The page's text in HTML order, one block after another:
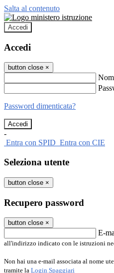
Salta al contenuto
Accedi
Accedi
button close ×
Password dimenticata?
-
Entra con SPID Entra con CIE
Seleziona utente
button close ×
Recupero password
button close ×
E-
all'indirizzo indicato con le istruzioni
Non hai una e-mail associata al nome
tramite la Login Spaggiari